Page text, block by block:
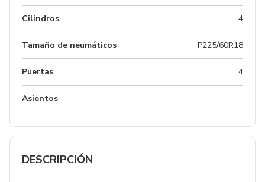
Cilindros 4
Tamaño de neumáticos P225/60R18
Puertas 4
Asientos
DESCRIPCIÓN